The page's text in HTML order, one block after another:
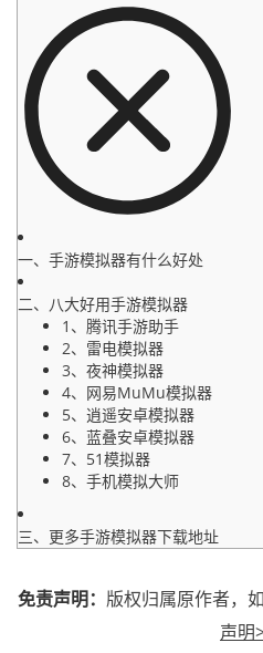
一、手游模拟器有什么好处
二、八大好用手游模拟器
1、腾讯手游助手
2、雷电模拟器
3、夜神模拟器
4、网易MuMu模拟器
5、逍遥安卓模拟器
6、蓝叠安卓模拟器
7、51模拟器
8、手机模拟大师
三、更多手游模拟器下载地址
免责声明： 版权归属原作者，
声明